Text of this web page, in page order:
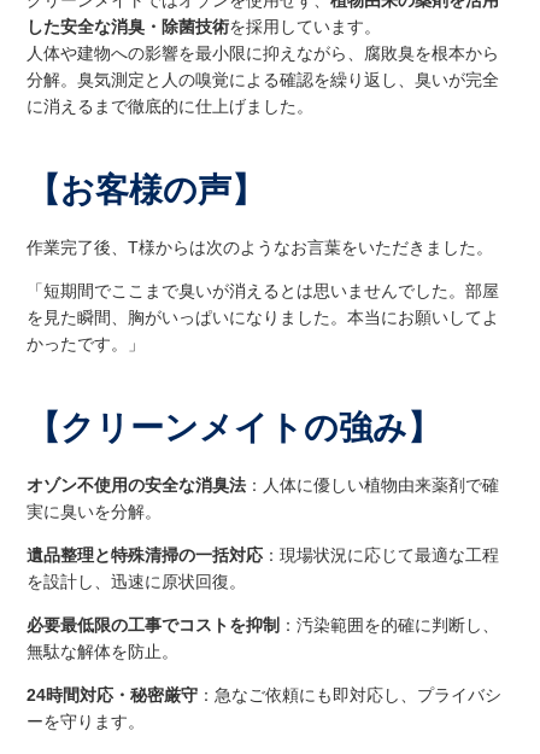
した安全な消臭・除菌技術を採用しています。
人体や建物への影響を最小限に抑えながら、腐敗臭を根本から
分解。臭気測定と人の嗅覚による確認を繰り返し、臭いが完全
に消えるまで徹底的に仕上げました。
【お客様の声】
作業完了後、T様からは次のようなお言葉をいただきました。
「短期間でここまで臭いが消えるとは思いませんでした。部屋
を見た瞬間、胸がいっぱいになりました。本当にお願いしてよ
かったです。」
【クリーンメイトの強み】
オゾン不使用の安全な消臭法 ：人体に優しい植物由来薬剤で確
実に臭いを分解。
遺品整理と特殊清掃の一括対応 ：現場状況に応じて最適な工程
を設計し、迅速に原状回復。
必要最低限の工事でコストを抑制 ：汚染範囲を的確に判断し、
無駄な解体を防止。
24時間対応・秘密厳守 ：急なご依頼にも即対応し、プライバシ
ーを守ります。